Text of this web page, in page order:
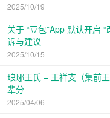
2025/10/19
关于 “豆包”App 默认开启
诉与建议
2025/10/15
琅琊王氏 – 王祥支（集前
辈分
2025/04/06